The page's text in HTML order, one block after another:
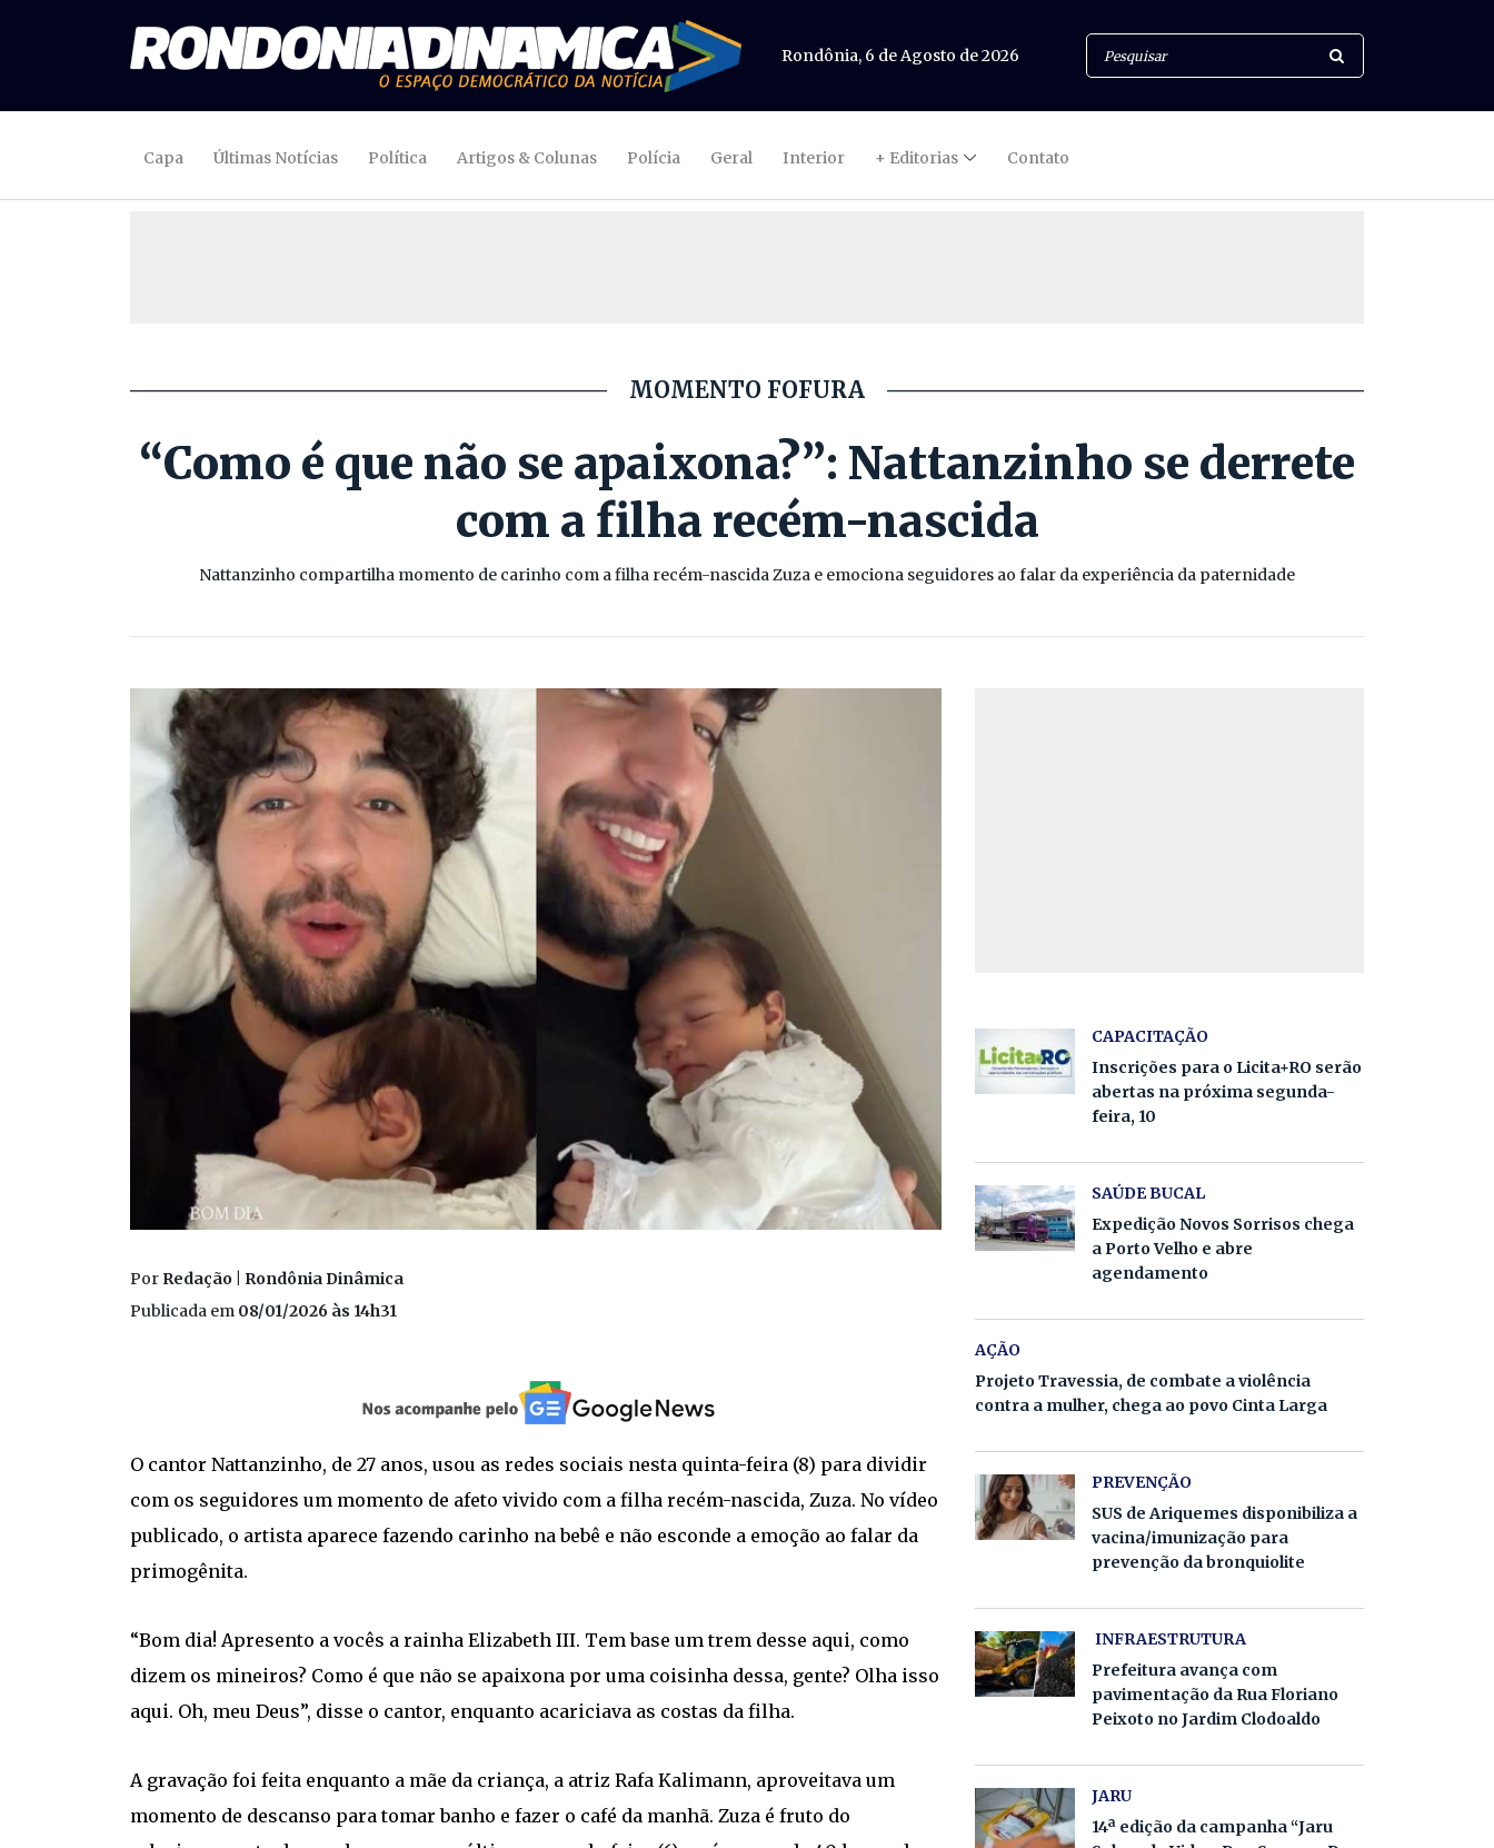
Rondônia, 6 de Agosto de 2026
Capa Últimas Notícias Política Artigos & Colunas Polícia Geral Interior + Editorias Contato
MOMENTO FOFURA
“Como é que não se apaixona?”: Nattanzinho se derrete
com a filha recém-nascida
Nattanzinho compartilha momento de carinho com a filha recém-nascida Zuza e emociona seguidores ao falar da experiência da paternidade
Por Redação | Rondônia Dinâmica
Publicada em 08/01/2026 às 14h31
O cantor Nattanzinho, de 27 anos, usou as redes sociais nesta quinta-feira (8) para dividir
com os seguidores um momento de afeto vivido com a filha recém-nascida, Zuza. No vídeo
publicado, o artista aparece fazendo carinho na bebê e não esconde a emoção ao falar da
primogênita.
“Bom dia! Apresento a vocês a rainha Elizabeth III. Tem base um trem desse aqui, como
dizem os mineiros? Como é que não se apaixona por uma coisinha dessa, gente? Olha isso
aqui. Oh, meu Deus”, disse o cantor, enquanto acariciava as costas da filha.
A gravação foi feita enquanto a mãe da criança, a atriz Rafa Kalimann, aproveitava um
momento de descanso para tomar banho e fazer o café da manhã. Zuza é fruto do
CAPACITAÇÃO
Inscrições para o Licita+RO serão
abertas na próxima segunda-
feira, 10
SAÚDE BUCAL
Expedição Novos Sorrisos chega
a Porto Velho e abre
agendamento
AÇÃO
Projeto Travessia, de combate a violência
contra a mulher, chega ao povo Cinta Larga
PREVENÇÃO
SUS de Ariquemes disponibiliza a
vacina/imunização para
prevenção da bronquiolite
INFRAESTRUTURA
Prefeitura avança com
pavimentação da Rua Floriano
Peixoto no Jardim Clodoaldo
JARU
14ª edição da campanha “Jaru